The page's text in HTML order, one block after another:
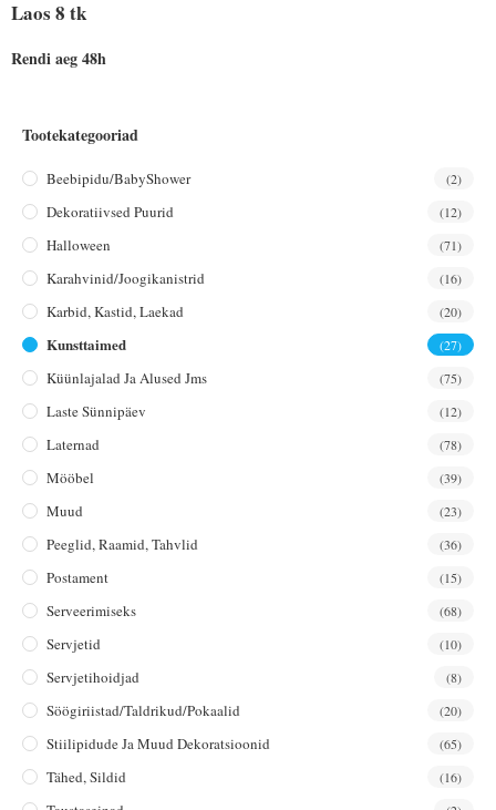
Laos 8 tk
Rendi aeg 48h
Tootekategooriad
Beebipidu/BabyShower (2)
Dekoratiivsed Puurid (12)
Halloween (71)
Karahvinid/joogikanistrid (16)
Karbid, Kastid, Laekad (20)
Kunsttaimed (27)
Küünlajalad Ja Alused Jms (75)
Laste Sünnipäev (12)
Laternad (78)
Mööbel (39)
Muud (23)
Peeglid, Raamid, Tahvlid (36)
Postament (15)
Serveerimiseks (68)
Servjetid (10)
Servjetihoidjad (8)
Söögiriistad/taldrikud/pokaalid (20)
Stiilipidude Ja Muud Dekoratsioonid (65)
Tähed, Sildid (16)